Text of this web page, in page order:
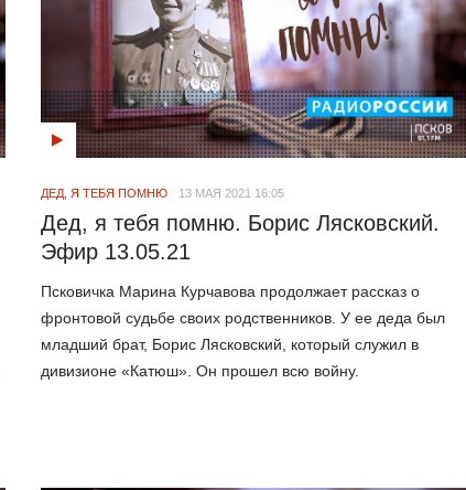
ДЕД, Я ТЕБЯ ПОМНЮ 13 МАЯ 2021 16:05
Дед, я тебя помню. Борис Лясковский.
Эфир 13.05.21
Псковичка Марина Курчавова продолжает рассказ о
фронтовой судьбе своих родственников. У ее деда был
младший брат, Борис Лясковский, который служил в
дивизионе «Катюш». Он прошел всю войну.